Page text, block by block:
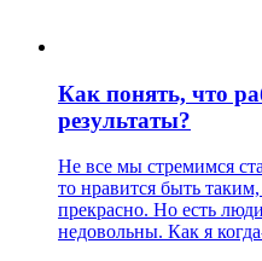
Как понять, что
результаты?
Не все мы стремимся
то нравится быть
прекрасно. Но есть
недовольны. Как я